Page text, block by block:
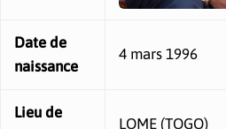
Date de
naissance
4 mars 1996
Lieu de
LOME (TOGO)